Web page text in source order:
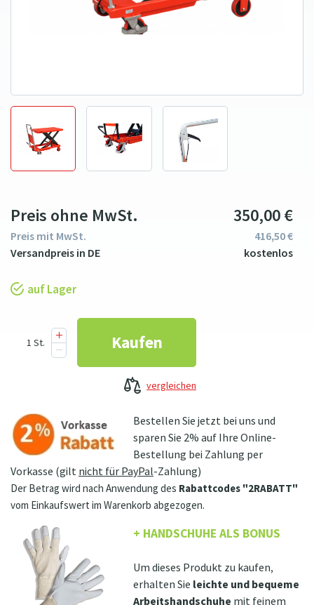
Bestellen Sie jetzt bei uns und
sparen Sie 2% auf Ihre Online-
Bestellung bei Zahlung per
Vorkasse (gilt nicht für PayPal-Zahlung)
Der Betrag wird nach Anwendung des Rabattcodes "2RABATT"
vom Einkaufswert im Warenkorb abgezogen.
+ HANDSCHUHE ALS BONUS
Um dieses Produkt zu kaufen,
erhalten Sie leichte und bequeme
Arbeitshandschuhe mit feinem
auf Lager
Preis ohne MwSt. 350 00€
Preis mit MwSt. 41650€
vergleichen